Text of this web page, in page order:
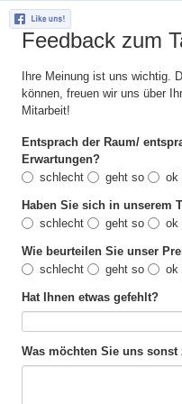
Räume
Navigation
Galerie der Räume
Mittelbau
Zweiter Stock
Buchungen
Navigation
überspringen
Was wir anbieten
Feedback zum
Ihre Meinung ist uns wichtig.
können, freuen wir uns über
Mitarbeit!
Entsprach der Raum/
Erwartungen?
schlecht
geht so ok
Haben Sie sich in unserem
schlecht
geht so ok
Wie beurteilen Sie unser
schlecht
geht so ok
Hat Ihnen etwas gefehlt?
Was möchten Sie uns